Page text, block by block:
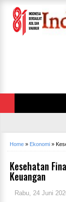
Home » Ekonomi »
Kesehatan
Keuangan
Rabu, 24 Juni